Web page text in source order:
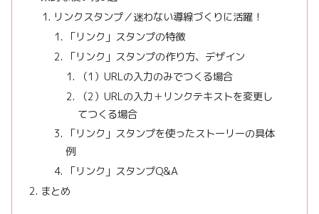
リンクスタンプ／迷わない導線づくりに活躍！
「リンク」スタンプの特徴
「リンク」スタンプの作り方、デザイン
（1）URLの入力のみでつくる場合
（2）URLの入力＋リンクテキストを変更し
てつくる場合
「リンク」スタンプを使ったストーリーの具体
例
「リンク」スタンプQ&A
まとめ